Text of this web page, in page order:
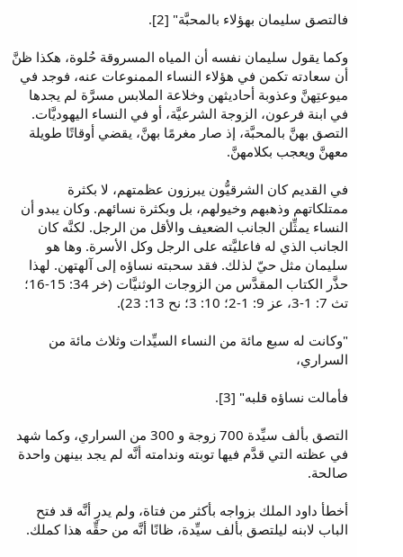
فالتصق سليمان بهؤلاء بالمحبَّة" [2].
وكما يقول سليمان نفسه أن المياه المسروقة حُلوة، هكذا ظنَّ
أن سعادته تكمن في هؤلاء النساء الممنوعات عنه، فوجد في
ميوعتِهنَّ وعذوبة أحاديثهن وخلاعة الملابس مسرَّة لم يجدها
في ابنة فرعون، الزوجة الشرعيَّة، أو في النساء اليهوديَّات.
التصق بهنَّ بالمحبَّة، إذ صار مغرمًا بهنَّ، يقضي أوقاتًا طويلة
معهنَّ ويعجب بكلامهنَّ.
في القديم كان الشرقيُّون يبرزون عظمتهم، لا بكثرة
ممتلكاتهم وذهبهم وخيولهم، بل وبكثرة نسائهم. وكان يبدو أن
النساء يمثِّلن الجانب الضعيف والأقل من الرجل. لكنَّه كان
الجانب الذي له فاعليَّته على الرجل وكل الأسرة. وها هو
سليمان مثل حيّ لذلك. فقد سحبته نساؤه إلى آلهتهن. لهذا
حذَّر الكتاب المقدَّس من الزوجات الوثنيَّات (خر 34: 15-16؛
تث 7: 1-3، عز 9: 1-2؛ 10: 3؛ نح 13: 23).
"وكانت له سبع مائة من النساء السيِّدات وثلاث مائة من
السراري،
فأمالت نساؤه قلبه" [3].
التصق بألف سيِّدة 700 زوجة و 300 من السراري، وكما شهد
في عظته التي قدَّم فيها توبته وندامته أنَّه لم يجد بينهن واحدة
صالحة.
أخطأ داود الملك بزواجه بأكثر من فتاة، ولم يدرِ أنَّه قد فتح
الباب لابنه ليلتصق بألف سيِّدة، ظانًا أنَّه من حقِّه هذا كملك.